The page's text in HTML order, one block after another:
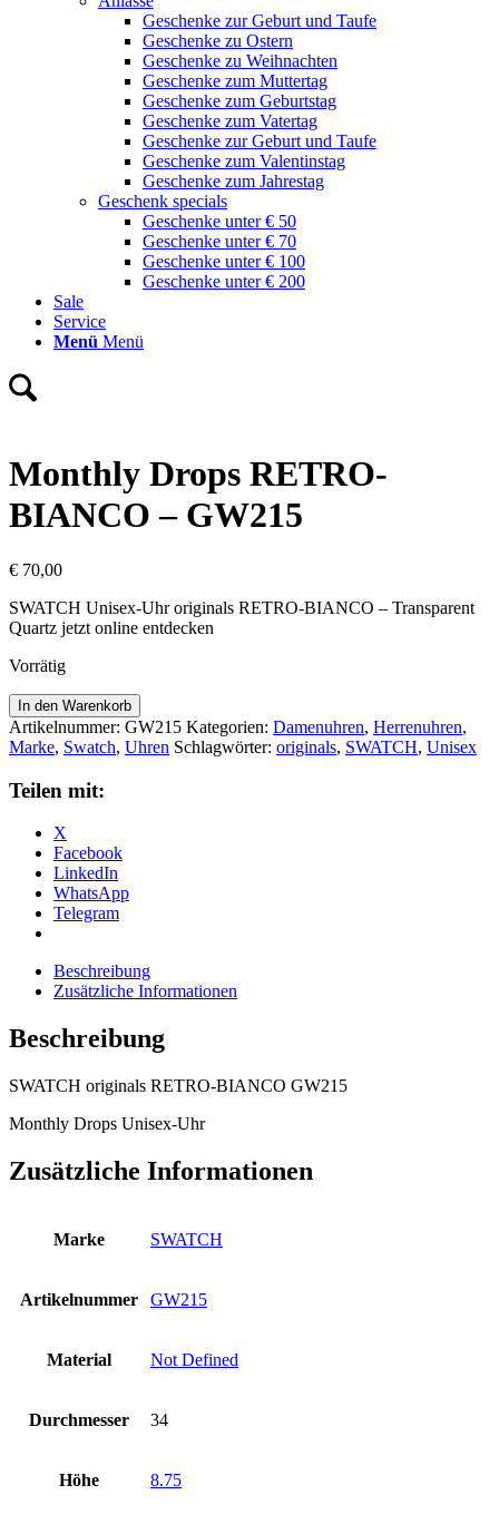
Geschenke zur Geburt und Taufe
Geschenke zu Ostern
Geschenke zu Weihnachten
Geschenke zum Muttertag
Geschenke zum Geburtstag
Geschenke zum Vatertag
Geschenke zur Geburt und Taufe
Geschenke zum Valentinstag
Geschenke zum Jahrestag
Geschenk specials
Geschenke unter € 50
Geschenke unter € 70
Geschenke unter € 100
Geschenke unter € 200
Sale
Service
Menü Menü
Monthly Drops RETRO-
BIANCO – GW215
€ 70,00
SWATCH Unisex-Uhr originals RETRO-BIANCO – Transparent
Quartz jetzt online entdecken
Vorrätig
Monthly
Drops
RETRO-
-
GW215
Menge
In den Warenkorb
Artikelnummer: GW215 Kategorien: Damenuhren, Herrenuhren,
Marke, Swatch, Uhren Schlagwörter: originals, SWATCH, Unisex
Teilen mit:
X
Facebook
LinkedIn
WhatsApp
Telegram
Beschreibung
Zusätzliche Informationen
Beschreibung
SWATCH originals RETRO-BIANCO GW215
Monthly Drops Unisex-Uhr
Zusätzliche Informationen
Marke SWATCH
Artikelnummer GW215
Material Not Defined
Durchmesser 34
Höhe 8.75